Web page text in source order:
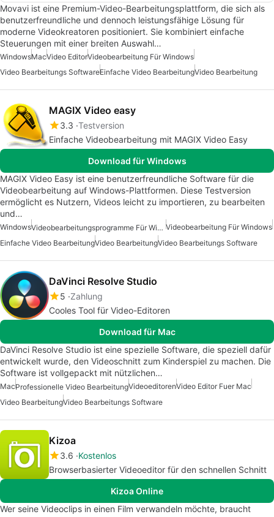
Movavi ist eine Premium-Video-Bearbeitungsplattform, die sich als
benutzerfreundliche und dennoch leistungsfähige Lösung für
moderne Videokreatoren positioniert. Sie kombiniert einfache
Steuerungen mit einer breiten Auswahl…
WindowsMacVideo EditorVideobearbeitung Für Windows
Video Bearbeitungs SoftwareEinfache Video BearbeitungVideo Bearbeitung
MAGIX Video easy
3.3 Testversion
Einfache Videobearbeitung mit MAGIX Video Easy
Download für Windows
MAGIX Video Easy ist eine benutzerfreundliche Software für die
Videobearbeitung auf Windows-Plattformen. Diese Testversion
ermöglicht es Nutzern, Videos leicht zu importieren, zu bearbeiten
und…
Windows Videobearbeitungsprogramme Für Windows Videobearbeitung Für Windows
Einfache Video BearbeitungVideo BearbeitungVideo Bearbeitungs Software
DaVinci Resolve Studio
5 Zahlung
Cooles Tool für Video-Editoren
Download für Mac
DaVinci Resolve Studio ist eine spezielle Software, die speziell dafür
entwickelt wurde, den Videoschnitt zum Kinderspiel zu machen. Die
Software ist vollgepackt mit nützlichen…
MacProfessionelle Video BearbeitungVideoeditorenVideo Editor Fuer Mac
Video BearbeitungVideo Bearbeitungs Software
Kizoa
3.6 Kostenlos
Browserbasierter Videoeditor für den schnellen Schnitt
Kizoa Online
Wer seine Videoclips in einen Film verwandeln möchte, braucht